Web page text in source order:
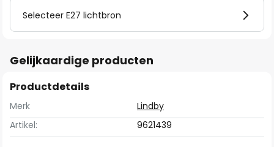
Selecteer E27 lichtbron
Gelijkaardige producten
Productdetails
Merk
Lindby
Artikel:
9621439